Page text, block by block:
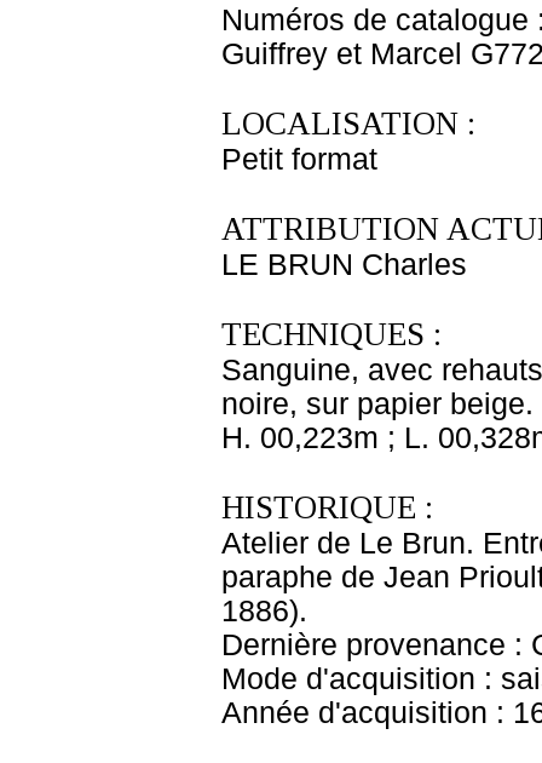
Numéros de catalogue
Guiffrey et Marcel
LOCALISATION :
Petit format
ATTRIBUTION
LE BRUN Charles
TECHNIQUES :
Sanguine, avec
noire, sur papier beige.
H. 00,223m ; L.
HISTORIQUE :
Atelier de Le Brun.
paraphe de Jean
1886).
Dernière provenance :
Mode d'acquisition :
Année d'acquisition :